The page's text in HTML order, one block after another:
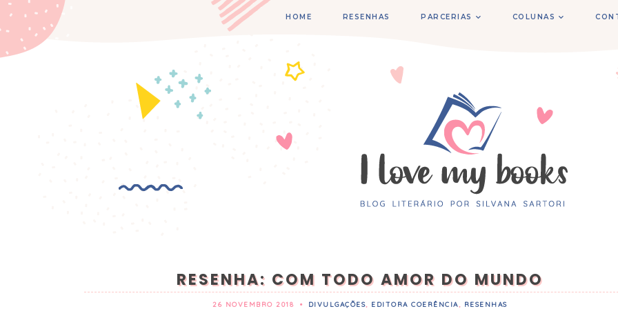
HOME RESENHAS PARCERIAS COLUNAS
RESENHA: COM TODO AMOR DO MUNDO
26 NOVEMBRO 2018 • DIVULGAÇÕES EDITORA COERÊNCIA RESENHAS